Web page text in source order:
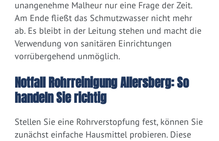
unangenehme Malheur nur eine Frage der Zeit.
Am Ende fließt das Schmutzwasser nicht mehr
ab. Es bleibt in der Leitung stehen und macht die
Verwendung von sanitären Einrichtungen
vorrübergehend unmöglich.
Notfall Rohrreinigung Allersberg: So
handeln Sie richtig
Stellen Sie eine Rohrverstopfung fest, können Sie
zunächst einfache Hausmittel probieren. Diese